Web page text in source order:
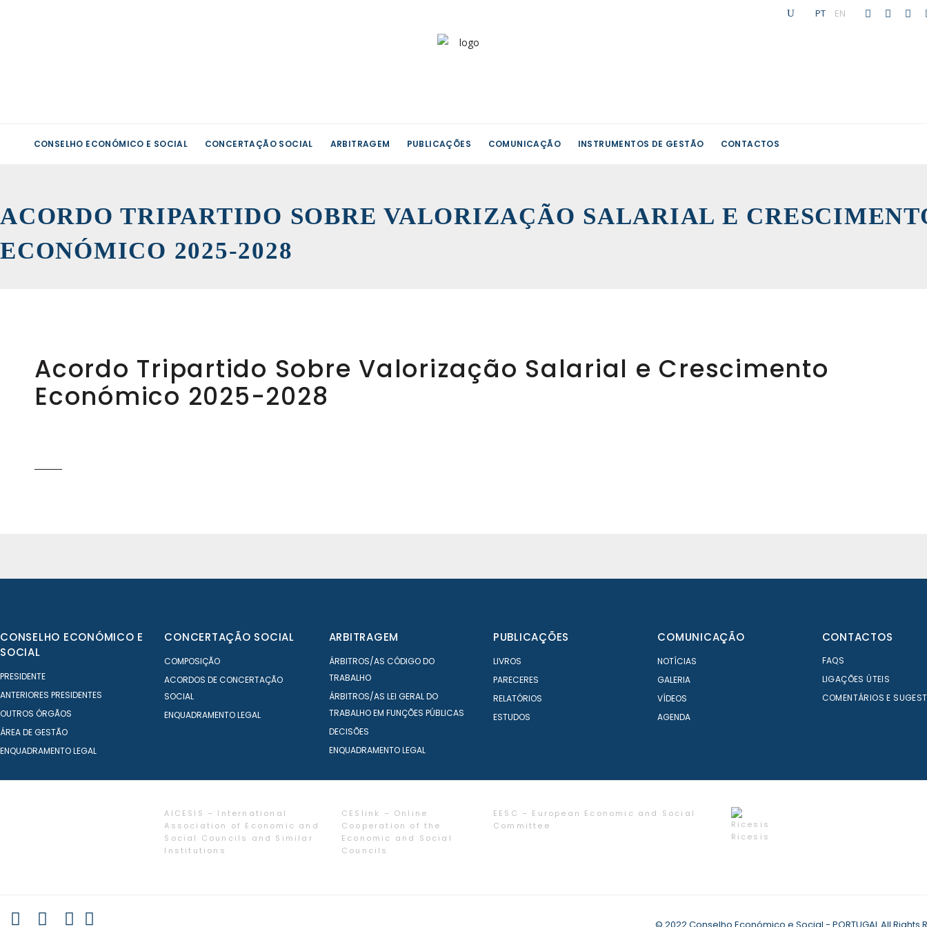
PT EN
CONSELHO ECONÓMICO E SOCIAL CONCERTAÇÃO SOCIAL ARBITRAGEM PUBLICAÇÕES COMUNICAÇÃO INSTRUMENTOS DE GESTÃO CONTACTOS
ACORDO TRIPARTIDO SOBRE VALORIZAÇÃO SALARIAL E
ECONÓMICO 2025-2028
Acordo Tripartido Sobre Valorização Salarial e Crescimento
Económico 2025-2028
CONSELHO ECONÓMICO E
SOCIAL
PRESIDENTE
ANTERIORES PRESIDENTES
OUTROS ÓRGÃOS
ÁREA DE GESTÃO
ENQUADRAMENTO LEGAL
CONCERTAÇÃO SOCIAL
COMPOSIÇÃO
ACORDOS DE CONCERTAÇÃO
SOCIAL
ENQUADRAMENTO LEGAL
ARBITRAGEM
ÁRBITROS/AS CÓDIGO DO
TRABALHO
ÁRBITROS/AS LEI GERAL DO
TRABALHO EM FUNÇÕES PÚBLICAS
DECISÕES
ENQUADRAMENTO LEGAL
PUBLICAÇÕES
LIVROS
PARECERES
RELATÓRIOS
ESTUDOS
COMUNICAÇÃO
NOTÍCIAS
GALERIA
VÍDEOS
AGENDA
CONTACTOS
FAQS
LIGAÇÕES ÚTEIS
COMENTÁRIOS E
AICESIS – International
Association of Economic and
Social Councils and Similar
Institutions
CESlink – Online
Cooperation of the
Economic and Social
Councils
EESC – European Economic and Social
Committee
Ricesis